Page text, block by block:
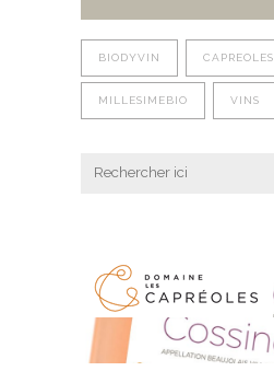
BIODYVIN CAPREOLES
MILLESIMEBIO VINS